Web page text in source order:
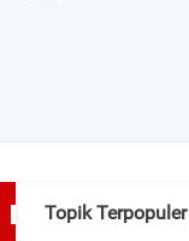
Topik Terpopuler